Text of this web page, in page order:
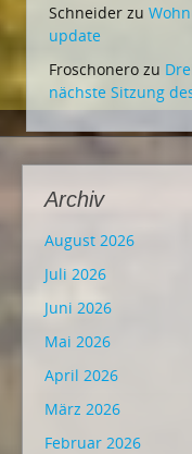
Schneider zu
update
Froschonero zu
nächste Sitzung
Archiv
August 2026
Juli 2026
Juni 2026
Mai 2026
April 2026
März 2026
Februar 2026